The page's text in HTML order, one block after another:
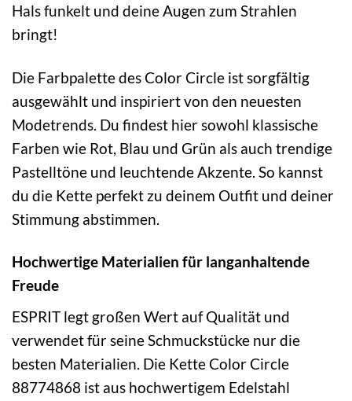
Hals funkelt und deine Augen zum Strahlen
bringt!
Die Farbpalette des Color Circle ist sorgfältig
ausgewählt und inspiriert von den neuesten
Modetrends. Du findest hier sowohl klassische
Farben wie Rot, Blau und Grün als auch trendige
Pastelltöne und leuchtende Akzente. So kannst
du die Kette perfekt zu deinem Outfit und deiner
Stimmung abstimmen.
Hochwertige Materialien für langanhaltende
Freude
ESPRIT legt großen Wert auf Qualität und
verwendet für seine Schmuckstücke nur die
besten Materialien. Die Kette Color Circle
88774868 ist aus hochwertigem Edelstahl